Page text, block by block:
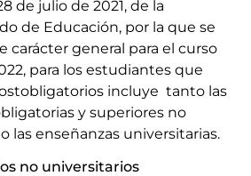
de julio de 2021, de la
de Educación, por la que se
carácter general para el curso
para los estudiantes que
incluye tanto las
y superiores no
las enseñanzas universitarias.
no universitarios